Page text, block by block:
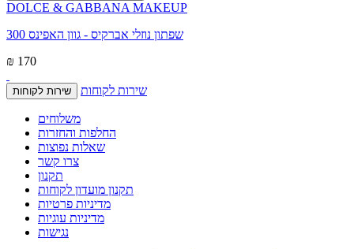
DOLCE & GABBANA MAKEUP
שפתון נוזלי אברקיס - גוון האפינס 300
₪ 170
שירות לקוחות שירות לקוחות
משלוחים
החלפות והחזרות
שאלות נפוצות
צרו קשר
תקנון
תקנון מועדון לקוחות
מדיניות פרטיות
מדיניות עוגיות
נגישות